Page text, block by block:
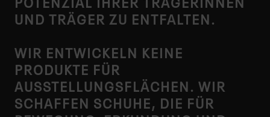
UND TRÄGER ZU ENTFALTEN.
WIR ENTWICKELN KEINE
PRODUKTE FÜR
AUSSTELLUNGSFLÄCHEN. WIR
SCHAFFEN SCHUHE, DIE FÜR